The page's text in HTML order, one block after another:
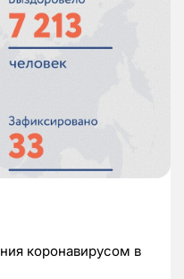
коронавирусом в